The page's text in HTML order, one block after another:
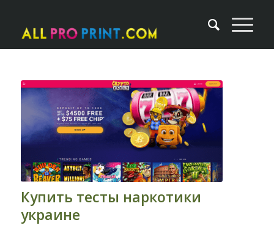
Купить тесты наркотики
украине